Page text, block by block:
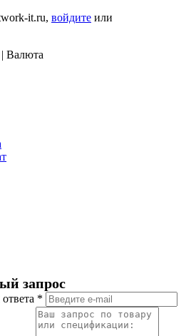
it.ru, войдите или
| Валюта
запрос
*